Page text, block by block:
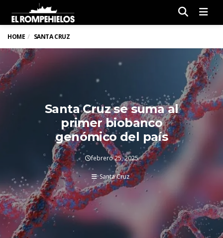
HOME SANTA CRUZ
Santa Cruz se suma al
primer biobanco
genómico del país
febrero 25, 2025
Santa Cruz